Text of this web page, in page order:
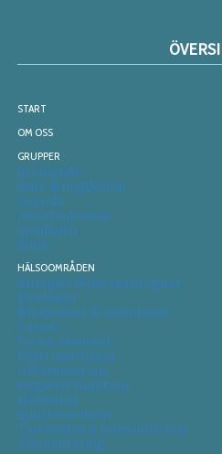
START
OM OSS
GRUPPER
Ammande
Barn & ungdomar
Gravida
Idrottsutövare
Spädbarn
Äldre
HÄLSOOMRÅDEN
Allergier & överkänslighet
Benhälsa
Blodsocker & insulinsvar
Cancer
Fysisk aktivitet
Hjärt-kärlhälsa
Inflammation
Kognitiv funktion
Munhälsa
Sportnutrition
Tarmhälsa & immunförsvar
Vikthantering